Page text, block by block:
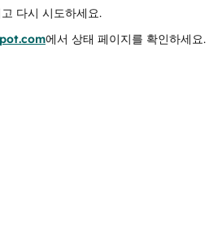
다시 시도하세요.
에서 상태 페이지를 확인하세요.